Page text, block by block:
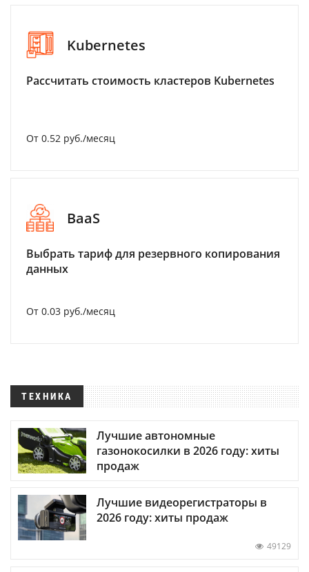
Kubernetes
Рассчитать стоимость кластеров Kubernetes
От 0.52 руб./месяц
BaaS
Выбрать тариф для резервного копирования
данных
От 0.03 руб./месяц
ТЕХНИКА
Лучшие автономные
газонокосилки в 2026 году: хиты
продаж
Лучшие видеорегистраторы в
2026 году: хиты продаж
49129